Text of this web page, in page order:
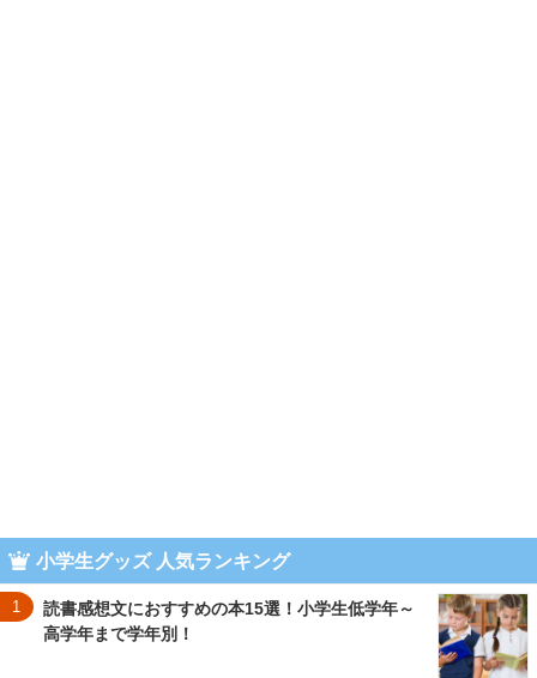
小学生グッズ 人気ランキング
1
読書感想文におすすめの本15選！小学生低学年～
高学年まで学年別！